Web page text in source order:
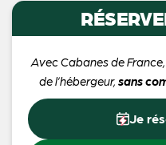
Avec Cabanes de
de l’hébergeur, sans
Je